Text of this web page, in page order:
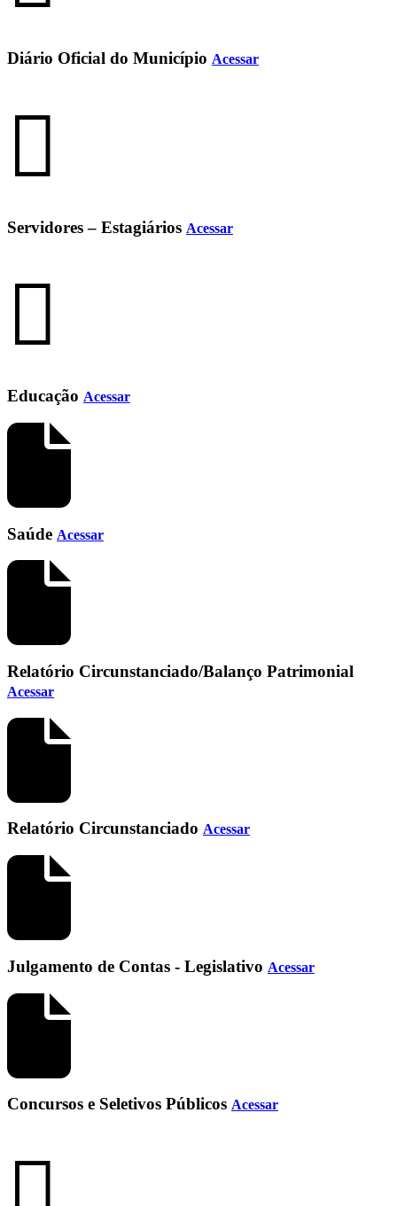
Diário Oficial do Município Acessar
Servidores – Estagiários Acessar
Educação Acessar
Saúde Acessar
Relatório Circunstanciado/Balanço Patrimonial
Acessar
Relatório Circunstanciado Acessar
Julgamento de Contas - Legislativo Acessar
Concursos e Seletivos Públicos Acessar